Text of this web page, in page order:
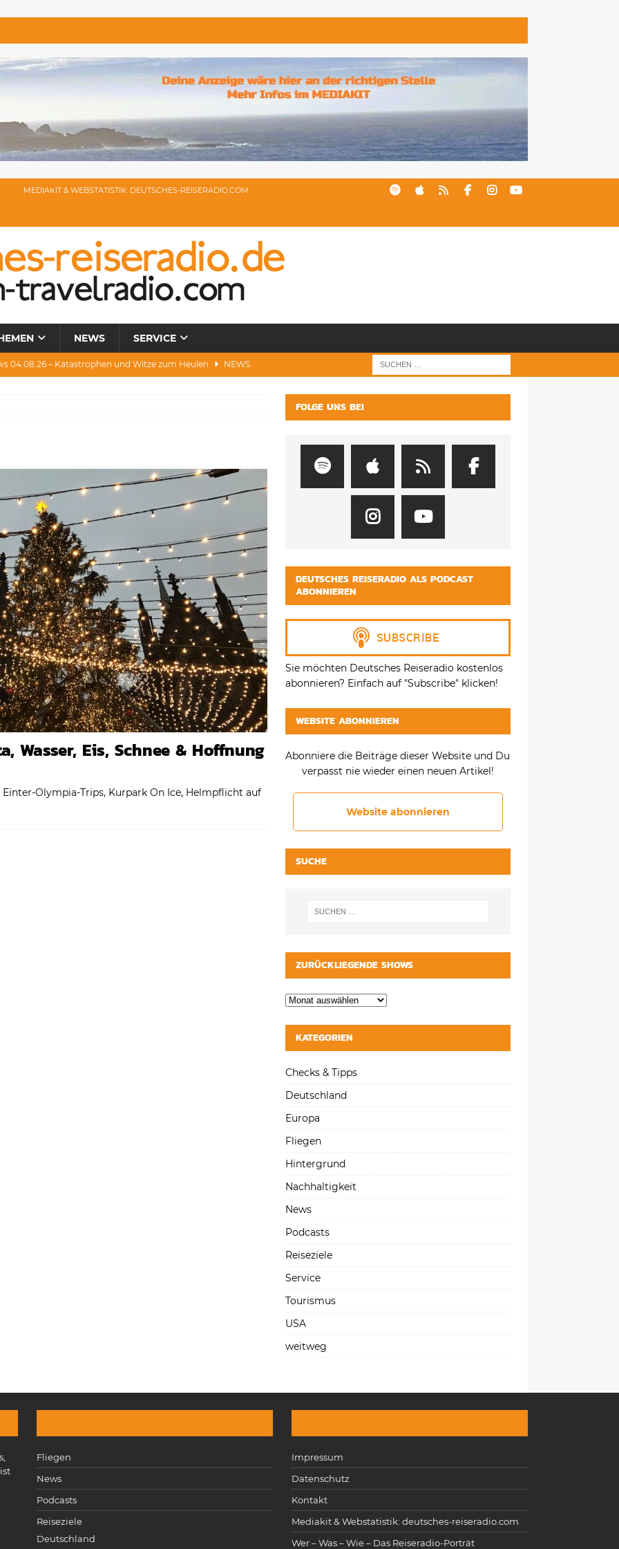
MEDIAKIT & WEBSTATISTIK: DEUTSCHES-REISERADIO.COM
NEWS SERVICE
04.08.26 – Katastrophen und Witze zum Heulen NEWS
– Umwelt, Politik, Protest & Warnung
Wasser, Eis, Schnee & Hoffnung
Olympia-Trips, Kurpark On Ice, Helmpflicht auf
FOLGE UNS BEI
DEUTSCHES REISERADIO ALS PODCAST
ABONNIEREN
Sie möchten Deutsches Reiseradio kostenlos
abonnieren? Einfach auf "Subscribe" klicken!
WEBSITE ABONNIEREN
Abonniere die Beiträge dieser Website und Du
verpasst nie wieder einen neuen Artikel!
Website abonnieren
SUCHE
ZURÜCKLIEGENDE SHOWS
KATEGORIEN
Checks & Tipps
Deutschland
Europa
Fliegen
Hintergrund
Nachhaltigkeit
News
Podcasts
Reiseziele
Service
Tourismus
USA
weitweg
Fliegen
News
Podcasts
Reiseziele
Deutschland
Impressum
Datenschutz
Kontakt
Mediakit & Webstatistik: deutsches-reiseradio.com
Wer – Was – Wie – Das Reiseradio-Porträt